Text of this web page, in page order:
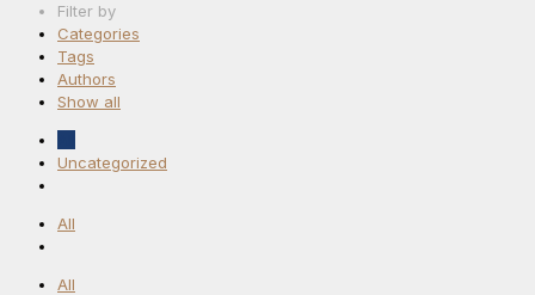
Filter by
Categories
Tags
Authors
Show all
Uncategorized
All
All